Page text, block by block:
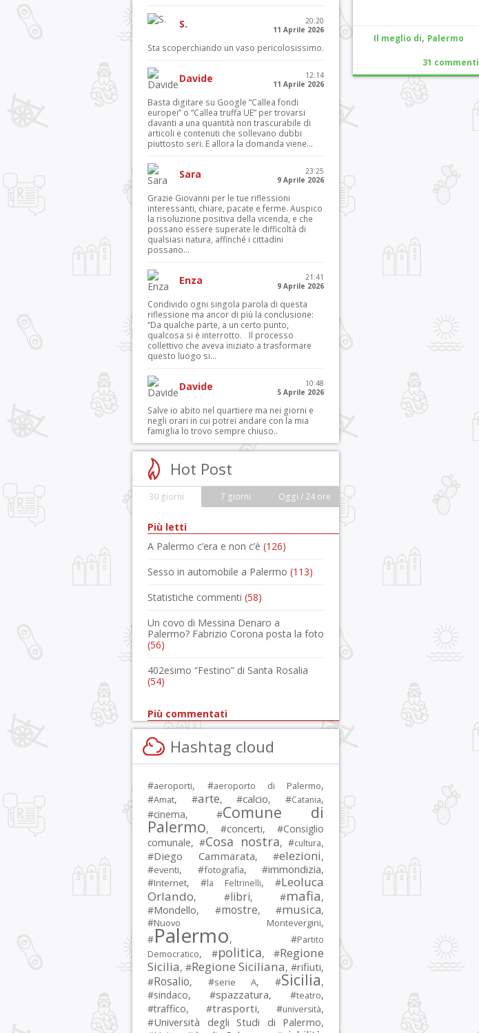
Il meglio di, Palermo
31 commenti
S.
20:20
11 Aprile 2026
Sta scoperchiando un vaso pericolosissimo.
Davide
12:14
11 Aprile 2026
Basta digitare su Google “Callea fondi
europei” o “Callea truffa UE” per trovarsi
davanti a una quantità non trascurabile di
articoli e contenuti che sollevano dubbi
piuttosto seri. E allora la domanda viene...
Sara
23:25
9 Aprile 2026
Grazie Giovanni per le tue riflessioni
interessanti, chiare, pacate e ferme. Auspico
la risoluzione positiva della vicenda, e che
possano essere superate le difficoltà di
qualsiasi natura, affinché i cittadini
possano...
Enza
21:41
9 Aprile 2026
Condivido ogni singola parola di questa
riflessione ma ancor di più la conclusione:
“Da qualche parte, a un certo punto,
qualcosa si è interrotto. Il processo
collettivo che aveva iniziato a trasformare
questo luogo si...
Davide
10:48
5 Aprile 2026
Salve io abito nel quartiere ma nei giorni e
negli orari in cui potrei andare con la mia
famiglia lo trovo sempre chiuso..
Hot Post
30 giorni 7 giorni Oggi / 24 ore
Più letti
A Palermo c’era e non c’è (126)
Sesso in automobile a Palermo (113)
Statistiche commenti (58)
Un covo di Messina Denaro a
Palermo? Fabrizio Corona posta la foto
(56)
402esimo “Festino” di Santa Rosalia
(54)
Più commentati
Hashtag cloud
#aeroporti, #aeroporto di Palermo,
#Amat, #arte, #calcio, #Catania,
#cinema, #Comune di
Palermo, #concerti, #Consiglio
comunale, #Cosa nostra, #cultura,
#Diego Cammarata, #elezioni,
#eventi, #fotografia, #immondizia,
#Internet, #la Feltrinelli, #Leoluca
Orlando, #libri, #mafia,
#Mondello, #mostre, #musica,
#Nuovo Montevergini,
#Palermo, #Partito
Democratico, #politica, #Regione
Sicilia, #Regione Siciliana, #rifiuti,
#Rosalio, #serie A, #Sicilia,
#sindaco, #spazzatura, #teatro,
#traffico, #trasporti, #università,
#Università degli Studi di Palermo,